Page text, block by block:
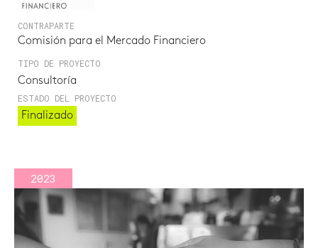
CONTRAPARTE
Comisión para el Mercado Financiero
TIPO DE PROYECTO
Consultoría
ESTADO DEL PROYECTO
Finalizado
2023